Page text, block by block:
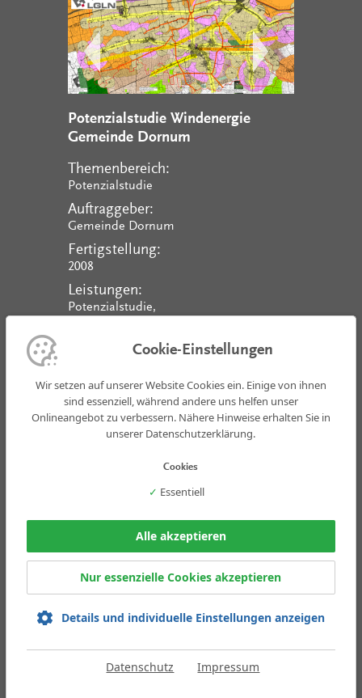
Potenzialstudie Windenergie
Gemeinde Dornum
Themenbereich:
Potenzialstudie
Auftraggeber:
Gemeinde Dornum
Fertigstellung:
2008
Leistungen:
Potenzialstudie,
Auszug aus den Geobasisdaten des
Landesamtes für Geoinformation und
Landesvermessung Niedersachsen, ©
Die Thalen Consult GmbH ist Teil der
THALEN CONSULT GMBH
Cookie-Einstellungen
Wir setzen auf unserer Website Cookies ein. Einige von ihnen
sind essenziell, während andere uns helfen unser
Onlineangebot zu verbessern. Nähere Hinweise erhalten Sie in
unserer Datenschutzerklärung.
Cookies
✓ Essentiell
Alle akzeptieren
Nur essenzielle Cookies akzeptieren
Details und individuelle Einstellungen anzeigen
Datenschutz Impressum